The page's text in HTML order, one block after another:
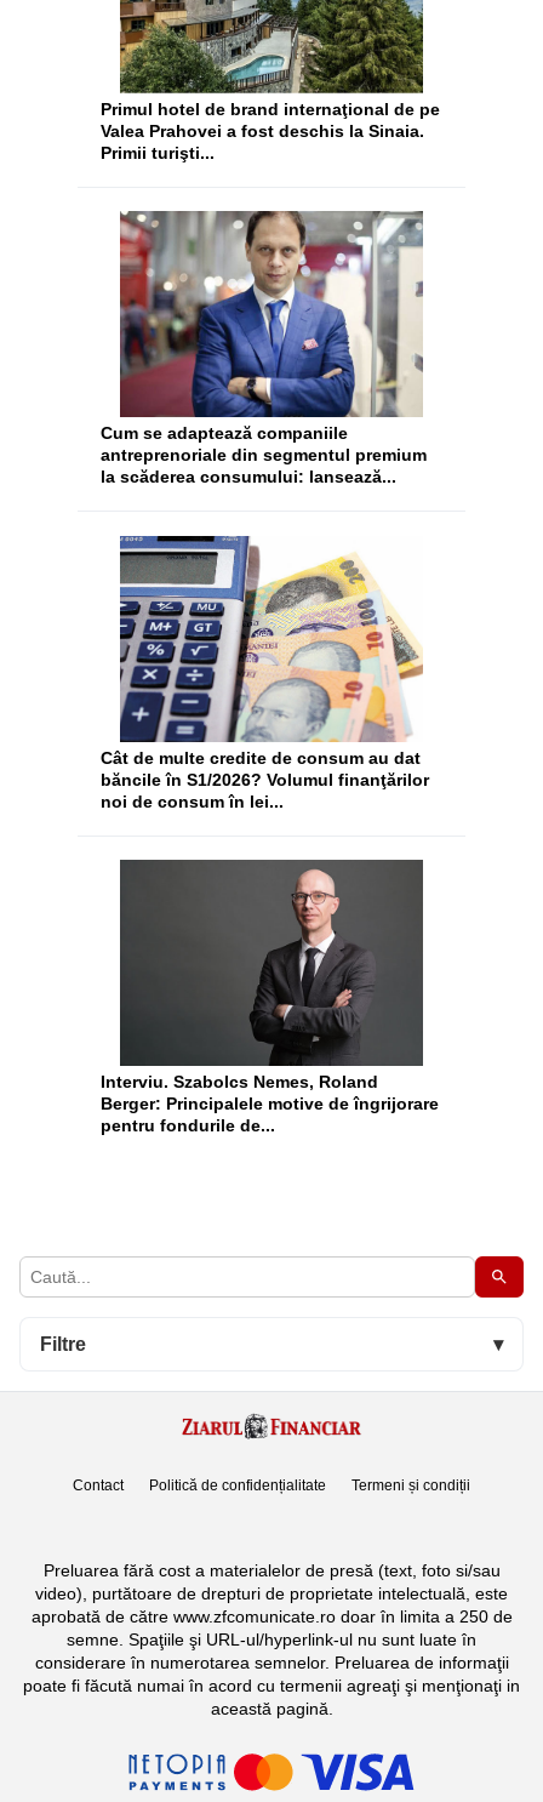
Filtre ▾
​Primul hotel de brand internaţional de pe
Valea Prahovei a fost deschis la Sinaia.
Primii turişti...
Cum se adaptează companiile
antreprenoriale din segmentul premium
la scăderea consumului: lansează...
Cât de multe credite de consum au dat
băncile în S1/2026? Volumul finanţărilor
noi de consum în lei...
Interviu. Szabolcs Nemes, Roland
Berger: Principalele motive de îngrijorare
pentru fondurile de...
Contact Politică de confidențialitate Termeni și condiții
Preluarea fără cost a materialelor de presă (text, foto si/sau
video), purtătoare de drepturi de proprietate intelectuală, este
aprobată de către www.zfcomunicate.ro doar în limita a 250 de
semne. Spaţiile şi URL-ul/hyperlink-ul nu sunt luate în
considerare în numerotarea semnelor. Preluarea de informaţii
poate fi făcută numai în acord cu termenii agreaţi şi menţionaţi in
această pagină.